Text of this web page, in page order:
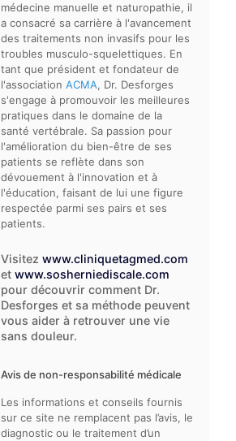
médecine manuelle et naturopathie, il
a consacré sa carrière à l'avancement
des traitements non invasifs pour les
troubles musculo-squelettiques. En
tant que président et fondateur de
l'association ACMA, Dr. Desforges
s'engage à promouvoir les meilleures
pratiques dans le domaine de la
santé vertébrale. Sa passion pour
l'amélioration du bien-être de ses
patients se reflète dans son
dévouement à l'innovation et à
l'éducation, faisant de lui une figure
respectée parmi ses pairs et ses
patients.
Visitez www.cliniquetagmed.com
et www.sosherniediscale.com
pour découvrir comment Dr.
Desforges et sa méthode peuvent
vous aider à retrouver une vie
sans douleur.
Avis de non-responsabilité médicale
Les informations et conseils fournis
sur ce site ne remplacent pas l’avis, le
diagnostic ou le traitement d’un